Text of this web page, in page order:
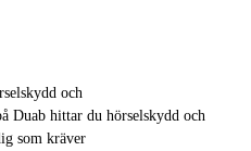
och
Duab hittar du hörselskydd och
som kräver